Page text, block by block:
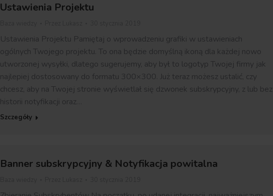
Ustawienia Projektu
Ustawienia Projektu Pamiętaj o wprowadzeniu grafiki w ustawieniach
ogólnych Twojego projektu. To ona będzie domyślną ikoną dla każdej nowo
utworzonej wysyłki, dlatego sugerujemy, aby był to logotyp Twojej firmy jak
najlepiej dostosowany do formatu 300×300. Już teraz możesz ustalić, czy
chcesz, aby na Twojej stronie wyświetlał się dzwonek subskrypcyjny, z lub bez
historii notyfikacji oraz…
Szczegóły
Banner subskrypcyjny & Notyfikacja powitalna